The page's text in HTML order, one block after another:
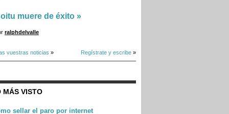
muere de éxito »
ralphdelvalle
vuestras noticias » Regístrate y escribe »
MÁS VISTO
sellar el paro por internet